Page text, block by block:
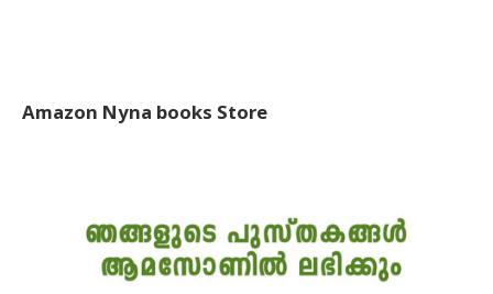
Amazon Nyna books Store